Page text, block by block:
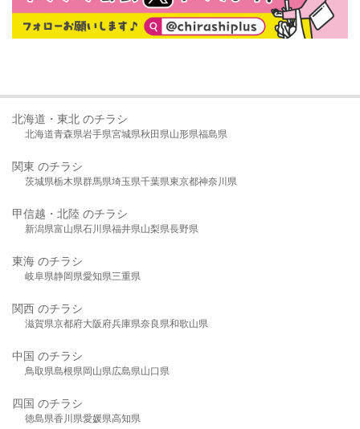
北海道・東北 のチラシ
北海道青森県岩手県宮城県秋田県山形県福島県
関東 のチラシ
茨城県栃木県群馬県埼玉県千葉県東京都神奈川県
甲信越・北陸 のチラシ
新潟県富山県石川県福井県山梨県長野県
東海 のチラシ
岐阜県静岡県愛知県三重県
関西 のチラシ
滋賀県京都府大阪府兵庫県奈良県和歌山県
中国 のチラシ
鳥取県島根県岡山県広島県山口県
四国 のチラシ
徳島県香川県愛媛県高知県